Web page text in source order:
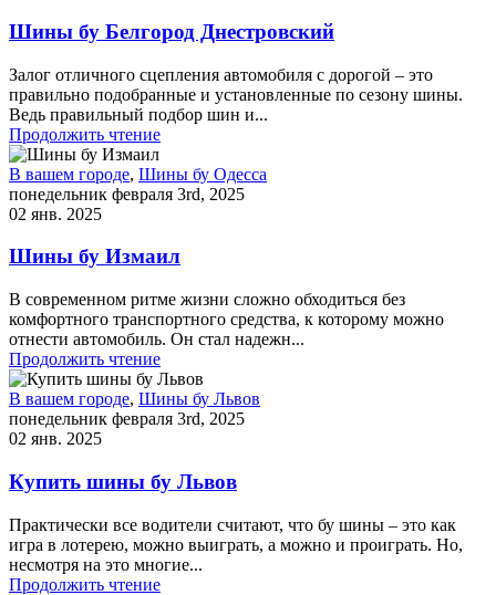
Шины бу Белгород Днестровский
Залог отличного сцепления автомобиля с дорогой – это
правильно подобранные и установленные по сезону шины.
Ведь правильный подбор шин и...
Продолжить чтение
В вашем городе, Шины бу Одесса
понедельник февраля 3rd, 2025
02 янв. 2025
Шины бу Измаил
В современном ритме жизни сложно обходиться без
комфортного транспортного средства, к которому можно
отнести автомобиль. Он стал надежн...
Продолжить чтение
В вашем городе, Шины бу Львов
понедельник февраля 3rd, 2025
02 янв. 2025
Купить шины бу Львов
Практически все водители считают, что бу шины – это как
игра в лотерею, можно выиграть, а можно и проиграть. Но,
несмотря на это многие...
Продолжить чтение